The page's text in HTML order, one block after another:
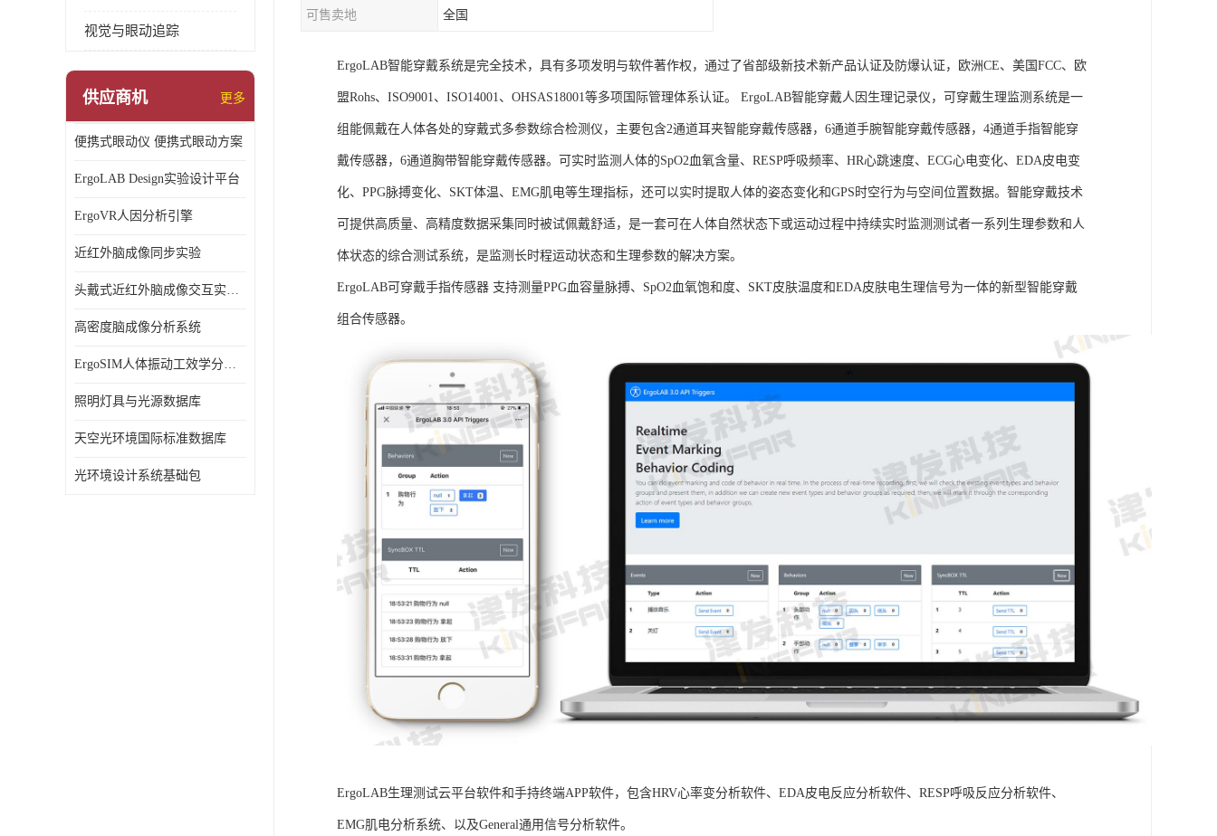
视觉与眼动追踪
供应商机 更多
便携式眼动仪 便携式眼动方案
ErgoLAB Design实验设计平台
ErgoVR人因分析引擎
近红外脑成像同步实验
头戴式近红外脑成像交互实验室
高密度脑成像分析系统
ErgoSIM人体振动工效学分析系统
照明灯具与光源数据库
天空光环境国际标准数据库
光环境设计系统基础包
可售卖地 全国
ErgoLAB智能穿戴系统是完全技术，具有多项发明与软件著作权，通过了省部级新技术新产品认证及防爆认证，欧洲CE、美国FCC、欧
盟Rohs、ISO9001、ISO14001、OHSAS18001等多项国际管理体系认证。 ErgoLAB智能穿戴人因生理记录仪，可穿戴生理监测系统是一
组能佩戴在人体各处的穿戴式多参数综合检测仪，主要包含2通道耳夹智能穿戴传感器，6通道手腕智能穿戴传感器，4通道手指智能穿
戴传感器，6通道胸带智能穿戴传感器。可实时监测人体的SpO2血氧含量、RESP呼吸频率、HR心跳速度、ECG心电变化、EDA皮电变
化、PPG脉搏变化、SKT体温、EMG肌电等生理指标，还可以实时提取人体的姿态变化和GPS时空行为与空间位置数据。智能穿戴技术
可提供高质量、高精度数据采集同时被试佩戴舒适，是一套可在人体自然状态下或运动过程中持续实时监测测试者一系列生理参数和人
体状态的综合测试系统，是监测长时程运动状态和生理参数的解决方案。
ErgoLAB可穿戴手指传感器 支持测量PPG血容量脉搏、SpO2血氧饱和度、SKT皮肤温度和EDA皮肤电生理信号为一体的新型智能穿戴
组合传感器。
ErgoLAB生理测试云平台软件和手持终端APP软件，包含HRV心率变分析软件、EDA皮电反应分析软件、RESP呼吸反应分析软件、
EMG肌电分析系统、以及General通用信号分析软件。